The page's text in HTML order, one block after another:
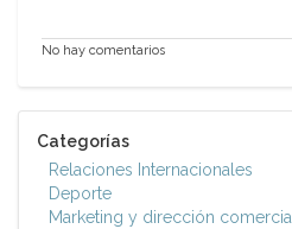
No hay comentarios
Categorías
Relaciones Internacionales
Deporte
Marketing y dirección comercial